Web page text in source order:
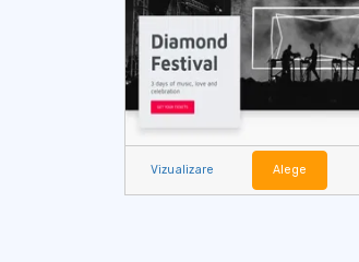
Vizualizare Alege